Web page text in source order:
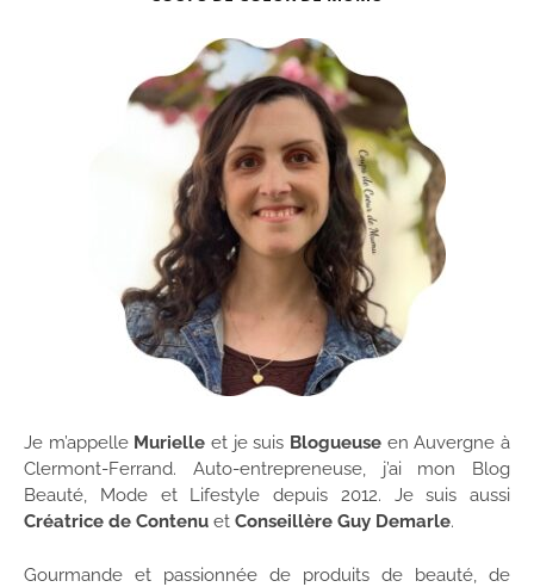
Je m’appelle Murielle et je suis Blogueuse en Auvergne à
Clermont-Ferrand. Auto-entrepreneuse, j’ai mon Blog
Beauté, Mode et Lifestyle depuis 2012. Je suis aussi
Créatrice de Contenu et Conseillère Guy Demarle.
Gourmande et passionnée de produits de beauté, de